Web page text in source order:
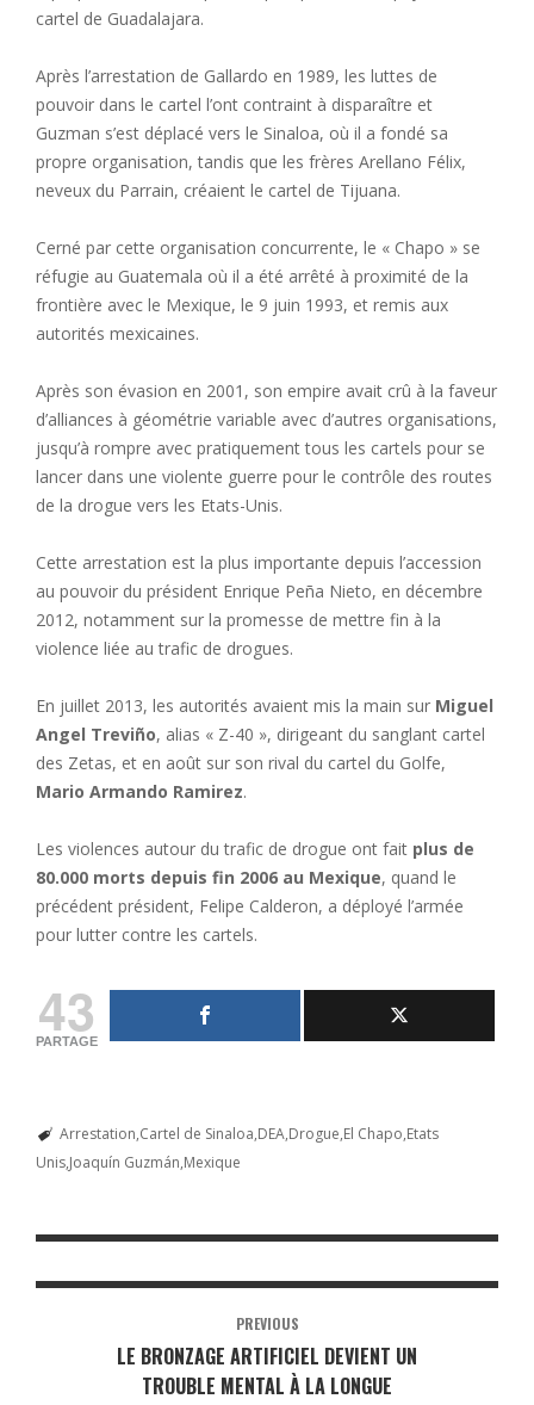
cartel de Guadalajara.
Après l’arrestation de Gallardo en 1989, les luttes de
pouvoir dans le cartel l’ont contraint à disparaître et
Guzman s’est déplacé vers le Sinaloa, où il a fondé sa
propre organisation, tandis que les frères Arellano Félix,
neveux du Parrain, créaient le cartel de Tijuana.
Cerné par cette organisation concurrente, le « Chapo » se
réfugie au Guatemala où il a été arrêté à proximité de la
frontière avec le Mexique, le 9 juin 1993, et remis aux
autorités mexicaines.
Après son évasion en 2001, son empire avait crû à la faveur
d’alliances à géométrie variable avec d’autres organisations,
jusqu’à rompre avec pratiquement tous les cartels pour se
lancer dans une violente guerre pour le contrôle des routes
de la drogue vers les Etats-Unis.
Cette arrestation est la plus importante depuis l’accession
au pouvoir du président Enrique Peña Nieto, en décembre
2012, notamment sur la promesse de mettre fin à la
violence liée au trafic de drogues.
En juillet 2013, les autorités avaient mis la main sur Miguel
Angel Treviño, alias « Z-40 », dirigeant du sanglant cartel
des Zetas, et en août sur son rival du cartel du Golfe,
Mario Armando Ramirez.
Les violences autour du trafic de drogue ont fait plus de
80.000 morts depuis fin 2006 au Mexique, quand le
précédent président, Felipe Calderon, a déployé l’armée
pour lutter contre les cartels.
43
PARTAGE
Arrestation Cartel de Sinaloa DEA Drogue El Chapo Etats
Unis Joaquín Guzmán Mexique
PREVIOUS
LE BRONZAGE ARTIFICIEL DEVIENT UN
TROUBLE MENTAL À LA LONGUE